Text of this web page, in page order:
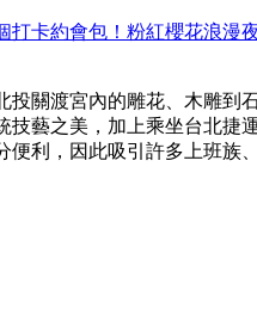
打卡約會包！粉紅櫻花浪漫
投關渡宮內的雕花、木雕到
技藝之美，加上乘坐台北捷
便利，因此吸引許多上班族